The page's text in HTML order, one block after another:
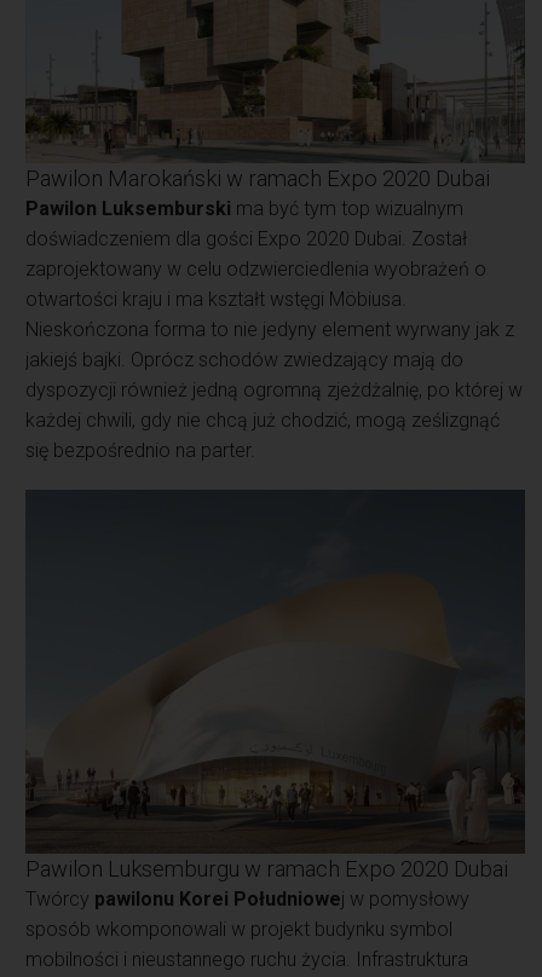
Pawilon Marokański w ramach Expo 2020 Dubai
Pawilon Luksemburski ma być tym top wizualnym
doświadczeniem dla gości Expo 2020 Dubai. Został
zaprojektowany w celu odzwierciedlenia wyobrażeń o
otwartości kraju i ma kształt wstęgi Möbiusa.
Nieskończona forma to nie jedyny element wyrwany jak z
jakiejś bajki. Oprócz schodów zwiedzający mają do
dyspozycji również jedną ogromną zjeżdżalnię, po której w
każdej chwili, gdy nie chcą już chodzić, mogą ześlizgnąć
się bezpośrednio na parter.
Pawilon Luksemburgu w ramach Expo 2020 Dubai
Twórcy pawilonu Korei Południowej w pomysłowy
sposób wkomponowali w projekt budynku symbol
mobilności i nieustannego ruchu życia. Infrastruktura